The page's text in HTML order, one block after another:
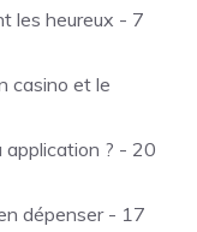
les heureux - 7
casino et le
application ? - 20
dépenser- 17